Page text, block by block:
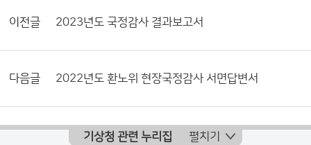
이전글 2023년도 국정감사 결과보고서
다음글 2022년도 환노위 현장국정감사 서면답변서
기상청 관련 누리집 펼치기